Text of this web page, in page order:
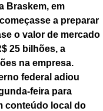
Braskem, em
a preparar
o valor de mercado
25 bilhões, a
na empresa.
federal adiou
feira para
conteúdo local do